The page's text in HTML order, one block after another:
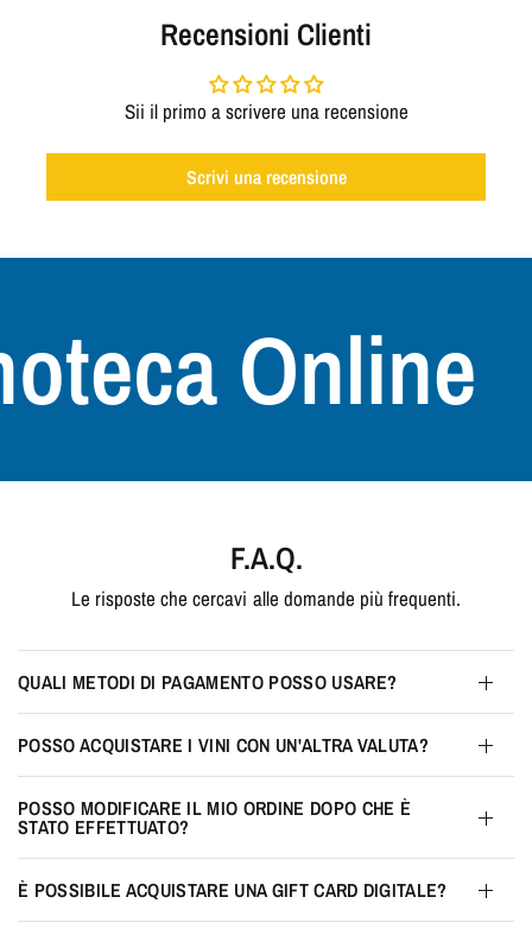
Recensioni Clienti
Sii il primo a scrivere una recensione
Scrivi una recensione
Online
F.A.Q.
Le risposte che cercavi alle domande più frequenti.
QUALI METODI DI PAGAMENTO POSSO USARE?
POSSO ACQUISTARE I VINI CON UN'ALTRA VALUTA?
POSSO MODIFICARE IL MIO ORDINE DOPO CHE È
STATO EFFETTUATO?
È POSSIBILE ACQUISTARE UNA GIFT CARD DIGITALE?